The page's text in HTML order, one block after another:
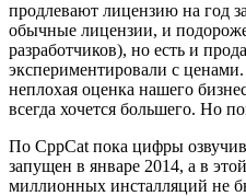
продлевают лицензию на год
обычные лицензии, и
разработчиков), но есть и
экспериментировали с
неплохая оценка нашего
всегда хочется большего. Но
По CppCat пока цифры
запущен в январе 2014, а в
миллионных инсталляций не